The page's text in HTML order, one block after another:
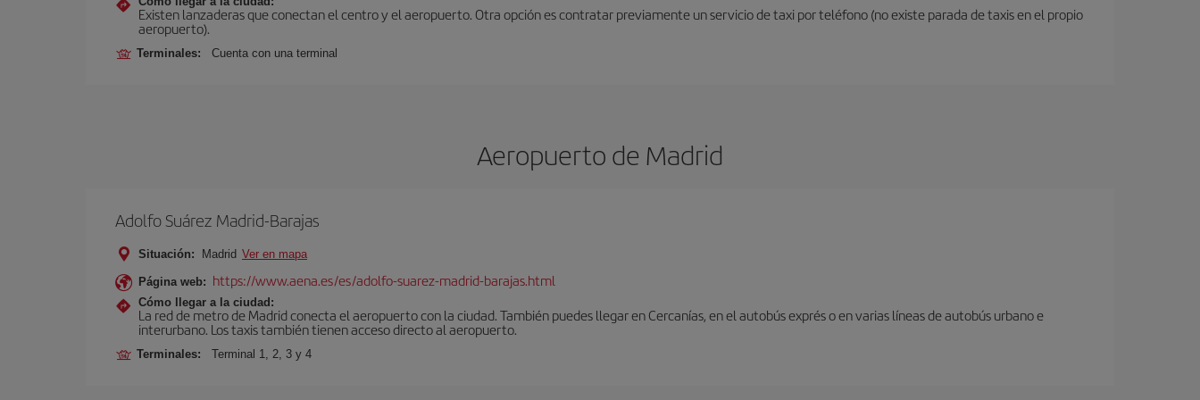
Existen lanzaderas que conectan el centro y el aeropuerto. Otra opción es contratar previamente un servicio de taxi por teléfono (no existe parada de taxis en el propio
aeropuerto).
Terminales: Cuenta con una terminal
Aeropuerto de Madrid
Adolfo Suárez Madrid-Barajas
Situación: Madrid Ver en mapa
Página web: https://www.aena.es/es/adolfo-suarez-madrid-barajas.html
Cómo llegar a la ciudad:
La red de metro de Madrid conecta el aeropuerto con la ciudad. También puedes llegar en Cercanías, en el autobús exprés o en varias líneas de autobús urbano e
interurbano. Los taxis también tienen acceso directo al aeropuerto.
Terminales: Terminal 1, 2, 3 y 4